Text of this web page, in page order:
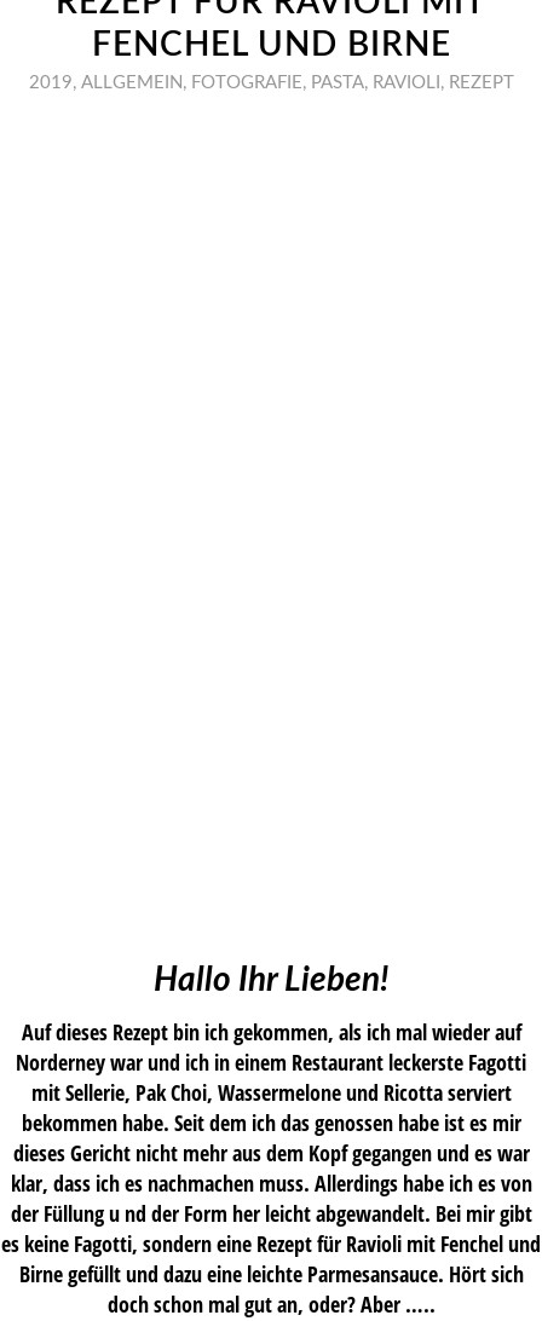
FENCHEL UND BIRNE
2019, ALLGEMEIN , FOTOGRAFIE, PASTA, RAVIOLI , REZEPT
Hallo Ihr Lieben!
Auf dieses Rezept bin ich gekommen, als ich mal wieder auf
Norderney war und ich in einem Restaurant leckerste Fagotti
mit Sellerie, Pak Choi, Wassermelone und Ricotta serviert
bekommen habe. Seit dem ich das genossen habe ist es mir
dieses Gericht nicht mehr aus dem Kopf gegangen und es war
klar, dass ich es nachmachen muss. Allerdings habe ich es von
der Füllung u nd der Form her leicht abgewandelt. Bei mir gibt
es keine Fagotti, sondern eine Rezept für Ravioli mit Fenchel und
Birne gefüllt und dazu eine leichte Parmesansauce. Hört sich
doch schon mal gut an, oder? Aber …..